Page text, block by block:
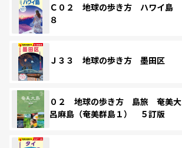
Ｃ０２ 地球の歩き方 ハワイ島
８
Ｊ３３ 地球の歩き方 墨田区
０２ 地球の歩き方 島旅 奄美
呂麻島（奄美群島１） ５訂版